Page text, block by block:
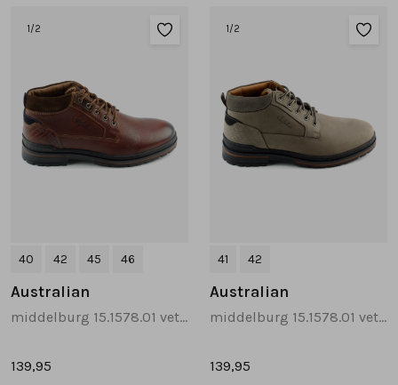
1 /2
40 42 45 46
Australian
middelburg 15.1578.01 veterboots cognac
139,95
1 /2
41 42
Australian
middelburg 15.1578.01 veterboots taupe
139,95